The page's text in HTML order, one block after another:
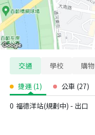
交通 學校 購物
捷運 (1) 公車 (27)
0 福德洋站(規劃中) - 出口